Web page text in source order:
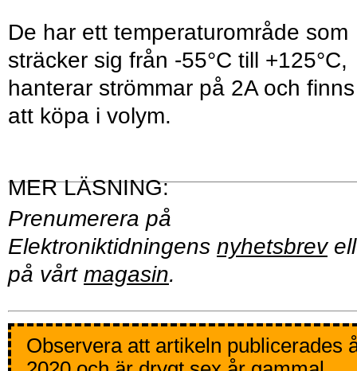
De har ett temperaturområde som
sträcker sig från -55°C till +125°C,
hanterar strömmar på 2A och finns
att köpa i volym.
Prenumerera på
Elektroniktidningens nyhetsbrev
på vårt magasin.
Observera att artikeln publicerades